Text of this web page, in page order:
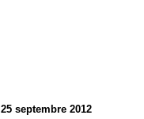
25 septembre 2012